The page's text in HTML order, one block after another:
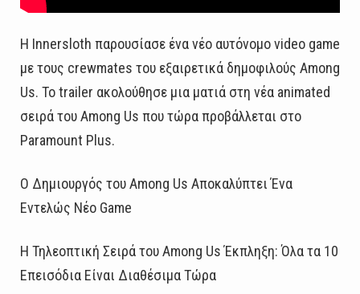
Η Innersloth παρουσίασε ένα νέο αυτόνομο video game
με τους crewmates του εξαιρετικά δημοφιλούς Among
Us. Το trailer ακολούθησε μια ματιά στη νέα animated
σειρά του Among Us που τώρα προβάλλεται στο
Paramount Plus.
Ο Δημιουργός του Among Us Αποκαλύπτει Ένα
Εντελώς Νέο Game
Η Τηλεοπτική Σειρά του Among Us Έκπληξη: Όλα τα 10
Επεισόδια Είναι Διαθέσιμα Τώρα